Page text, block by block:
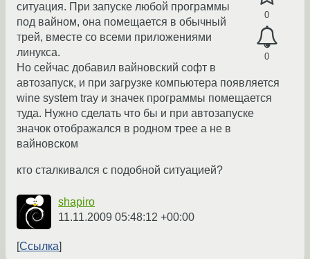
0
0
ситуация. При запуске любой программы
под вайном, она помещается в обычный
трей, вместе со всеми приложениями
линукса.
Но сейчас добавил вайновский софт в
автозапуск, и при загрузке компьютера появляется
wine system tray и значек программы помещается
туда. Нужно сделать что бы и при автозапуске
значок отображался в родном трее а не в
вайновском
кто сталкивался с подобной ситуацией?
shapiro
11.11.2009 05:48:12 +00:00
Ссылка